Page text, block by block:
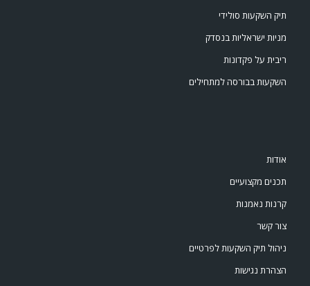
תיק השקעות סולידי
מניות ישראליות בנסדק
ריבית על פקדונות
השקעות בבורסה למתחילים
אודות
תכנים מקצועיים
קרנות נאמנות
צור קשר
ניהול תיק השקעות לפרטיים
הצהרת נגישות